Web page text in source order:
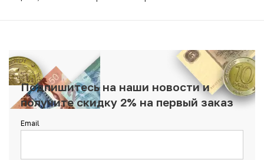
Подпишитесь на наши новости и
получите скидку 2% на первый заказ
Email